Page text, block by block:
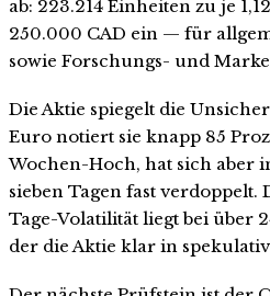
ab: 223.214 Einheiten zu je
250.000 CAD ein — für
sowie Forschungs- und
Die Aktie spiegelt die
Euro notiert sie knapp 85
Wochen-Hoch, hat sich aber
sieben Tagen fast
Tage-Volatilität liegt bei über
der die Aktie klar in